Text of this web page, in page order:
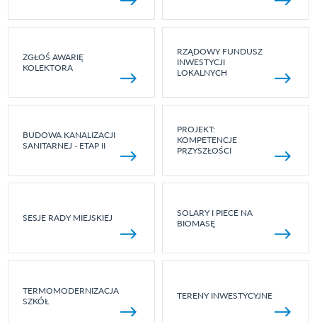
ZGŁOŚ AWARIĘ
KOLEKTORA
RZĄDOWY FUNDUSZ
INWESTYCJI
LOKALNYCH
BUDOWA KANALIZACJI
SANITARNEJ - ETAP II
PROJEKT:
KOMPETENCJE
PRZYSZŁOŚCI
SESJE RADY MIEJSKIEJ
SOLARY I PIECE NA
BIOMASĘ
TERMOMODERNIZACJA
SZKÓŁ
TERENY INWESTYCYJNE